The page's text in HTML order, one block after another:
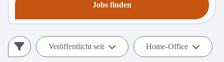
Jobs finden
Veröffentlicht seit Home-Office